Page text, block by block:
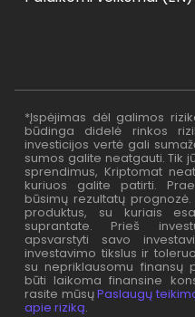
*Įspėjimas dėl galimos
būdinga didelė rinkos
investicijos vertė gali
sumos galite neatgauti. Tik
sprendimus, Kriptomat
kuriuos galite patirti.
būsimų rezultatų
produktus, su kuriais
suprantate. Prieš
apsvarstyti savo
investavimo tikslus ir
su nepriklausomu finansų
būti laikoma finansine
rasite mūsųPaslaugų
apie riziką.